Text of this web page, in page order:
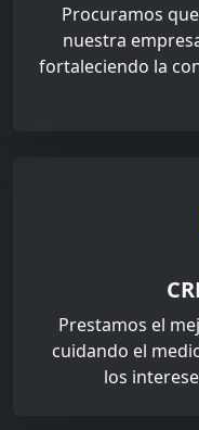
Procuramos
nuestra
fortaleciendo la
Prestamos el
cuidando el
los